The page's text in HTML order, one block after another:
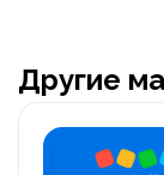
Другие